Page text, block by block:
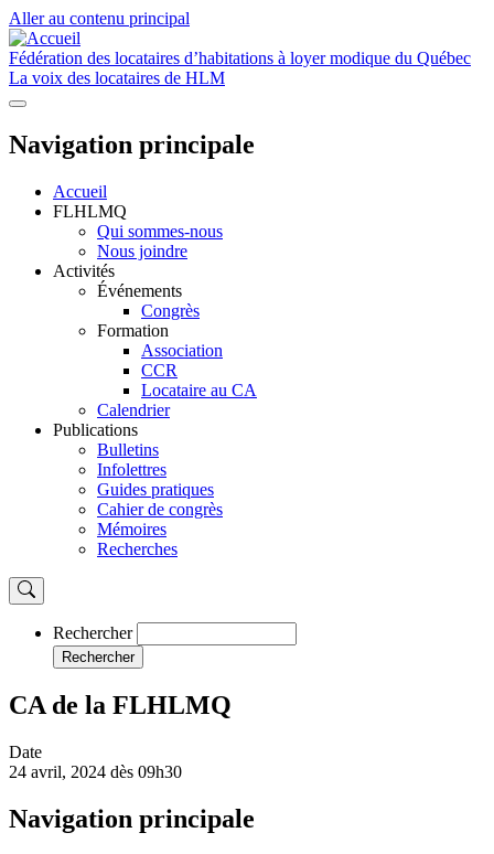
Aller au contenu principal
Fédération des locataires d’habitations à loyer modique du Québec
La voix des locataires de HLM
Navigation principale
Accueil
FLHLMQ
Qui sommes-nous
Nous joindre
Activités
Événements
Congrès
Formation
Association
CCR
Locataire au CA
Calendrier
Publications
Bulletins
Infolettres
Guides pratiques
Cahier de congrès
Mémoires
Recherches
Rechercher
Rechercher
CA de la FLHLMQ
Date
24 avril, 2024 dès 09h30
Navigation principale